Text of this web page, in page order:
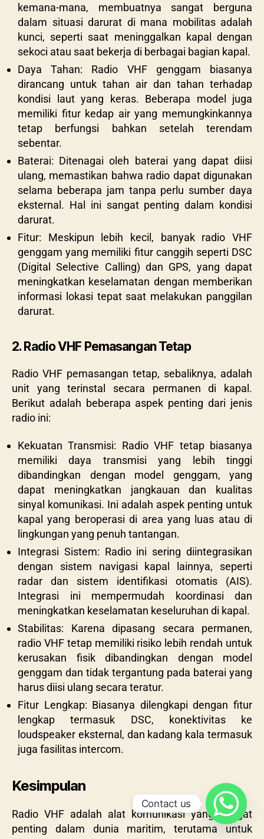
kemana-mana, membuatnya sangat berguna
dalam situasi darurat di mana mobilitas adalah
kunci, seperti saat meninggalkan kapal dengan
sekoci atau saat bekerja di berbagai bagian kapal.
Daya Tahan: Radio VHF genggam biasanya
dirancang untuk tahan air dan tahan terhadap
kondisi laut yang keras. Beberapa model juga
memiliki fitur kedap air yang memungkinkannya
tetap berfungsi bahkan setelah terendam
sebentar.
Baterai: Ditenagai oleh baterai yang dapat diisi
ulang, memastikan bahwa radio dapat digunakan
selama beberapa jam tanpa perlu sumber daya
eksternal. Hal ini sangat penting dalam kondisi
darurat.
Fitur: Meskipun lebih kecil, banyak radio VHF
genggam yang memiliki fitur canggih seperti DSC
(Digital Selective Calling) dan GPS, yang dapat
meningkatkan keselamatan dengan memberikan
informasi lokasi tepat saat melakukan panggilan
darurat.
2. Radio VHF Pemasangan Tetap
Radio VHF pemasangan tetap, sebaliknya, adalah
unit yang terinstal secara permanen di kapal.
Berikut adalah beberapa aspek penting dari jenis
radio ini:
Kekuatan Transmisi: Radio VHF tetap biasanya
memiliki daya transmisi yang lebih tinggi
dibandingkan dengan model genggam, yang
dapat meningkatkan jangkauan dan kualitas
sinyal komunikasi. Ini adalah aspek penting untuk
kapal yang beroperasi di area yang luas atau di
lingkungan yang penuh tantangan.
Integrasi Sistem: Radio ini sering diintegrasikan
dengan sistem navigasi kapal lainnya, seperti
radar dan sistem identifikasi otomatis (AIS).
Integrasi ini mempermudah koordinasi dan
meningkatkan keselamatan keseluruhan di kapal.
Stabilitas: Karena dipasang secara permanen,
radio VHF tetap memiliki risiko lebih rendah untuk
kerusakan fisik dibandingkan dengan model
genggam dan tidak tergantung pada baterai yang
harus diisi ulang secara teratur.
Fitur Lengkap: Biasanya dilengkapi dengan fitur
lengkap termasuk DSC, konektivitas ke
loudspeaker eksternal, dan kadang kala termasuk
juga fasilitas intercom.
Kesimpulan
Radio VHF adalah alat komunikasi yang sangat
penting dalam dunia maritim, terutama untuk
Contact us